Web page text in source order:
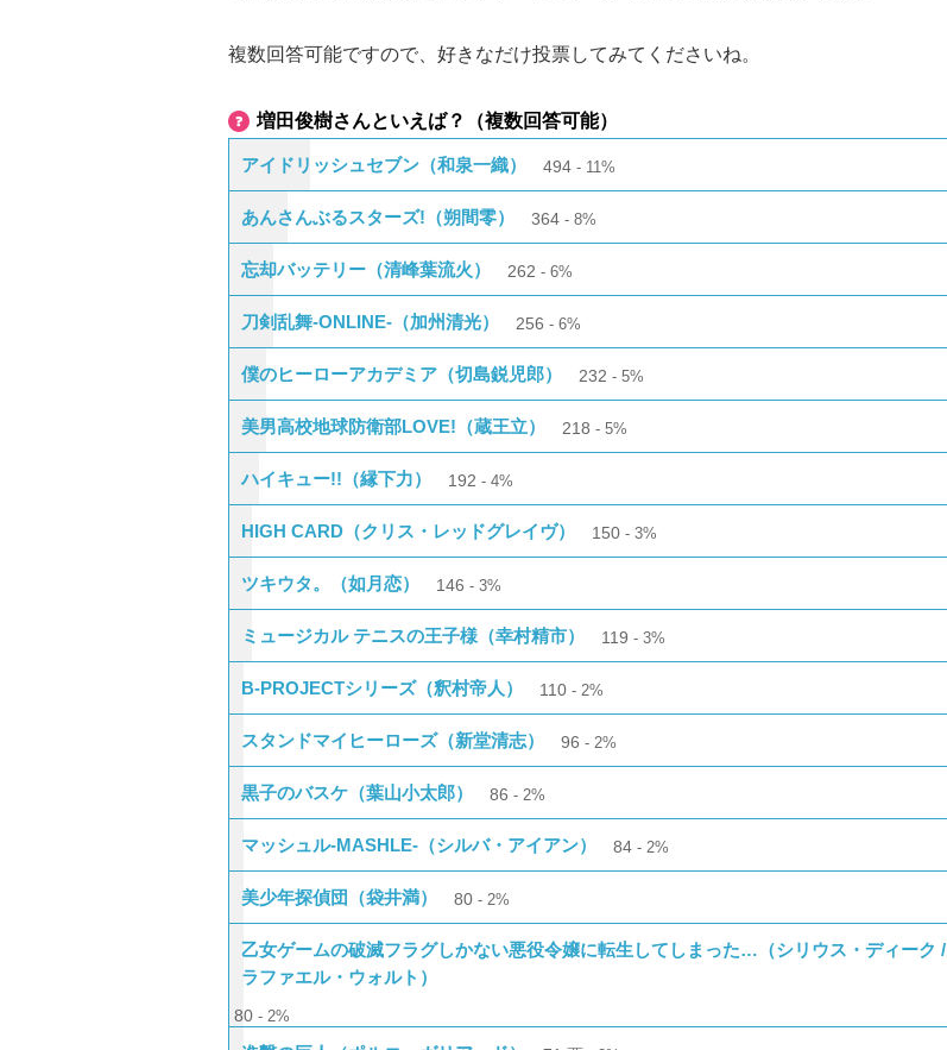
複数回答可能ですので、好きなだけ投票してみてくださいね。
増田俊樹さんといえば？（複数回答可能）
アイドリッシュセブン（和泉一織） 494 11%
あんさんぶるスターズ!（朔間零） 364 8%
忘却バッテリー（清峰葉流火） 262 6%
刀剣乱舞-ONLINE-（加州清光） 256 6%
僕のヒーローアカデミア（切島鋭児郎） 232 5%
美男高校地球防衛部LOVE!（蔵王立） 218 5%
ハイキュー!!（縁下力） 192 4%
HIGH CARD（クリス・レッドグレイヴ） 150 3%
ツキウタ。（如月恋） 146 3%
ミュージカル テニスの王子様（幸村精市） 119 3%
B-PROJECTシリーズ（釈村帝人） 110 2%
スタンドマイヒーローズ（新堂清志） 96 2%
黒子のバスケ（葉山小太郎） 86 2%
マッシュル-MASHLE-（シルバ・アイアン） 84 2%
美少年探偵団（袋井満） 80 2%
乙女ゲームの破滅フラグしかない悪役令嬢に転生してしまった…（シリウス・ディーク /
ラファエル・ウォルト）
80 2%